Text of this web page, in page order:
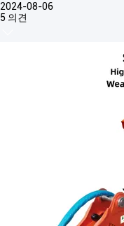
2024-08-06
5 의견